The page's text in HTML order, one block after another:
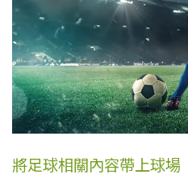
將足球相關內容帶上球場